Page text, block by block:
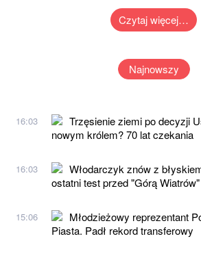
Czytaj więcej…
Najnowszy
16:03
Trzęsienie ziemi po decyzji
nowym królem? 70 lat czekania
16:03
Włodarczyk znów z
ostatni test przed "Górą Wiatrów"
15:06
Młodzieżowy reprezentant
Piasta. Padł rekord transferowy